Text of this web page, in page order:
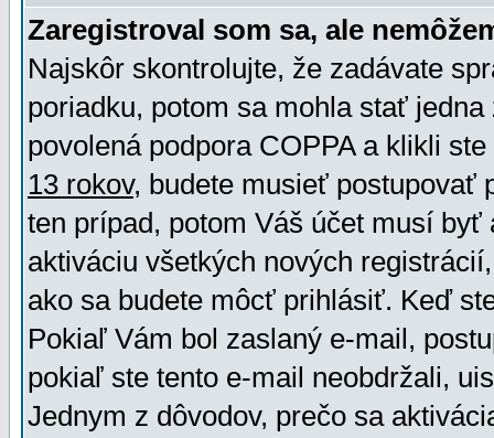
Zaregistroval som sa, ale
Najskôr skontrolujte, že zadávate
poriadku, potom sa mohla stať
povolená podpora COPPA a klikli
13 rokov, budete musieť postupovať
ten prípad, potom Váš účet musí
aktiváciu všetkých nových
ako sa budete môcť prihlásiť. Keď
Pokiaľ Vám bol zaslaný e-mail,
pokiaľ ste tento e-mail neobdržali,
Jednym z dôvodov, prečo sa